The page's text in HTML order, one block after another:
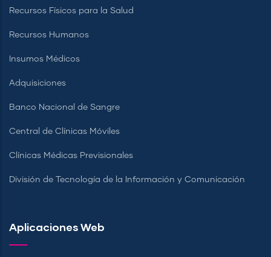
Recursos Físicos para la Salud
Recursos Humanos
Insumos Médicos
Adquisiciones
Banco Nacional de Sangre
Central de Clínicas Móviles
Clínicas Médicas Previsionales
División de Tecnología de la Información y Comunicación
Aplicaciones Web